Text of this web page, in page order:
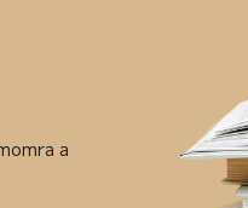
a